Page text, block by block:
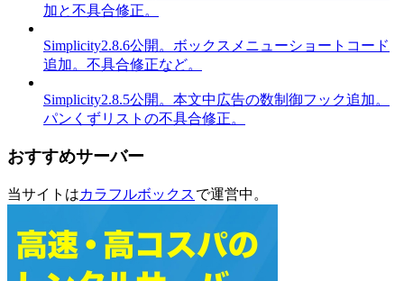
加と不具合修正。
Simplicity2.8.6公開。ボックスメニューショートコード
追加。不具合修正など。
Simplicity2.8.5公開。本文中広告の数制御フック追加。
パンくずリストの不具合修正。
おすすめサーバー
当サイトはカラフルボックス で運営中。